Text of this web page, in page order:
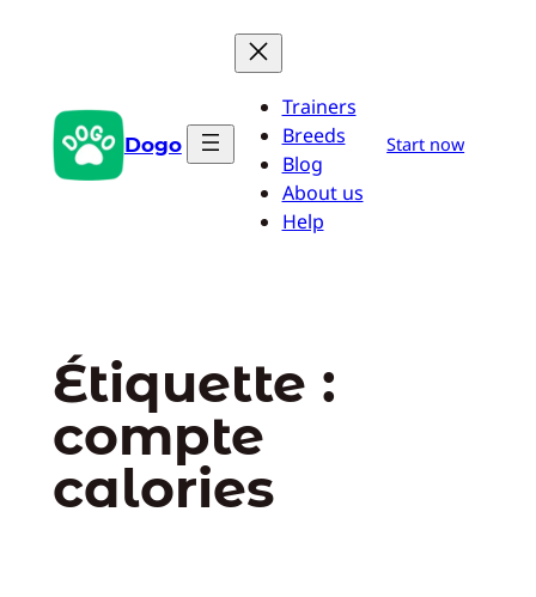
Dogo
Trainers
Breeds
Blog
About us
Help
Start now
Étiquette :
compte
calories